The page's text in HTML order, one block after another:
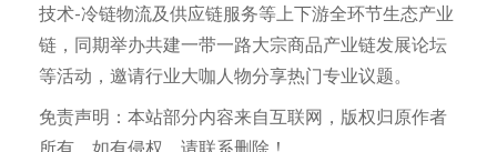
技术-冷链物流及供应链服务等上下游全环节生态产业
链，同期举办共建一带一路大宗商品产业链发展论坛
等活动，邀请行业大咖人物分享热门专业议题。
免责声明：本站部分内容来自互联网，版权归原作者